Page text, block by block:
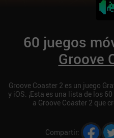
60 juegos
Groove
Groove Coaster 2 es un juego
y iOS. ¡Esta es una lista de los
a Groove Coaster 2 que
Compartir: